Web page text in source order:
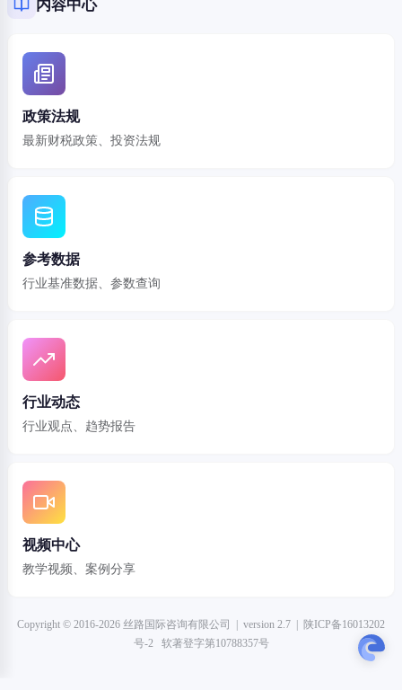
内容中心
政策法规
最新财税政策、投资法规
参考数据
行业基准数据、参数查询
行业动态
行业观点、趋势报告
视频中心
教学视频、案例分享
Copyright © 2016-2026 丝路国际咨询有限公司 | version 2.7 | 陕ICP备16013202
号-2 软著登字第10788357号